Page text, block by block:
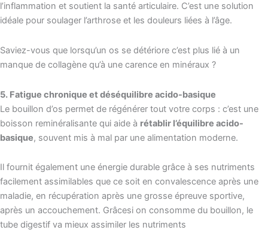
l’inflammation et soutient la santé articulaire. C’est une solution
idéale pour soulager l’arthrose et les douleurs liées à l’âge.
Saviez-vous que lorsqu’un os se détériore c’est plus lié à un
manque de collagène qu’à une carence en minéraux ?
5. Fatigue chronique et déséquilibre acido-basique
Le bouillon d’os permet de régénérer tout votre corps : c’est une
boisson reminéralisante qui aide à rétablir l’équilibre acido-
basique, souvent mis à mal par une alimentation moderne.
Il fournit également une énergie durable grâce à ses nutriments
facilement assimilables que ce soit en convalescence après une
maladie, en récupération après une grosse épreuve sportive,
après un accouchement. Grâcesi on consomme du bouillon, le
tube digestif va mieux assimiler les nutriments